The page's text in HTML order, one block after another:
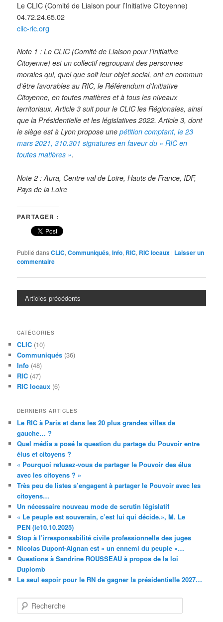
Le CLIC (Comité de Liaison pour l’Initiative Citoyenne)
04.72.24.65.02
clic-ric.org
Note 1 : Le CLIC (Comité de Liaison pour l’Initiative
Citoyenne) est un collectif regroupant des personnes
morales qui, quel que soit leur objet social, ont en commun
d’être favorables au RIC, le Référendum d’Initiative
Citoyenne, en toutes matières et à tous les niveaux
territoriaux. Article 3 suit pour le CLIC les Régionales, ainsi
que la Présidentielle et les législatives 2022. Article 3, dont
le siège est à Lyon propose unepétition comptant, le 23
mars 2021, 310.301 signatures en faveur du « RIC en
toutes matières ».
Note 2 : Aura, Centre val de Loire, Hauts de France, IDF,
Pays de la Loire
PARTAGER :
Publié dansCLIC,Communiqués,Info, RIC, RIC locaux | Laisser un
commentaire
Articles précédents
CATÉGORIES
CLIC (10)
Communiqués (36)
Info (48)
RIC (47)
RIC locaux (6)
DERNIERS ARTICLES
Le RIC à Paris et dans les 20 plus grandes villes de
gauche… ?
Quel média a posé la question du partage du Pouvoir entre
élus et citoyens ?
« Pourquoi refusez-vous de partager le Pouvoir des élus
avec les citoyens ? »
Très peu de listes s’engagent à partager le Pouvoir avec les
citoyens…
Un nécessaire nouveau mode de scrutin législatif
« Le peuple est souverain, c’est lui qui décide.», M. Le
PEN (le10.10.2025)
Stop à l’irresponsabilité civile professionnelle des juges
Nicolas Dupont-Aignan est « un ennemi du peuple »…
Questions à Sandrine ROUSSEAU à propos de la loi
Duplomb
Le seul espoir pour le RN de gagner la présidentielle 2027…
e